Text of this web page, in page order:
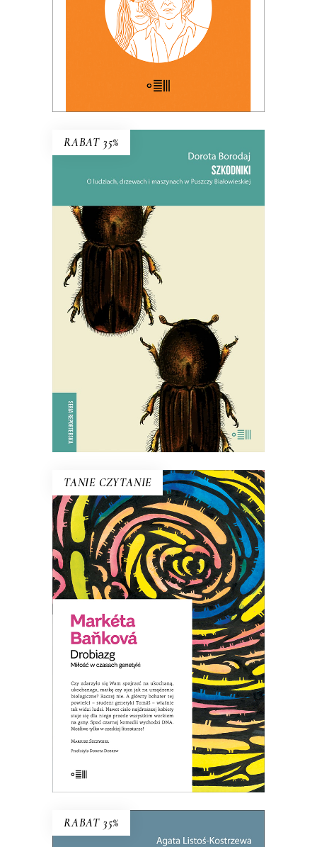
E-BOOK DO KOSZYKA
RABAT 35%
E-BOOK DO KOSZYKA
SZKODNIKI
Walka toczyła się nie tylko w lesie,
ale i w głowach ludzi.
59.90zł 38.94
KSIĄŻKA DO KOSZYKA
TANIE CZYTANIE
E-BOOK DO KOSZYKA
DROBIAZG. MIŁOŚĆ W
CZASACH GENETYKI
Tomáš zaczyna traktować każdego
człowieka jak maszynę – nosiciela DNA.
Zamiast ludzi, dostrzega jedynie
zestawy genów. Nawet ciało ukochanej
staje się dla niego przede wszystkim
„workiem na geny”…
39.00zł 8.00zł
KSIĄŻKA DO KOSZYKA
RABAT 35%